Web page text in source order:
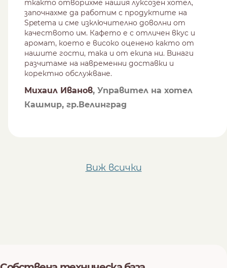
ткакто отворихме нашия луксозен хотел,
започнахме да работим с продуктите на
Spetema и сме изключително доволни от
качеството им. Кафето е с отличен вкус и
аромат, което е високо оценено както от
нашите гости, така и от екипа ни. Винаги
разчитаме на навременни доставки и
коректно обслужване.
Михаил Иванов, Управител на хотел
Кашмир, гр.Велинград
Виж всички